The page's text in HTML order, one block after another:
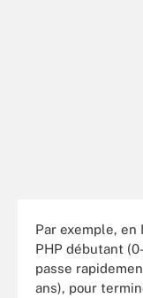
Par exemple,
PHP débutant
passe
ans), pour